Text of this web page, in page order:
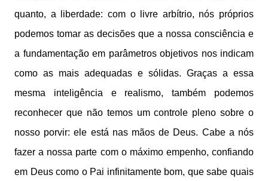
quanto, a liberdade: com o livre arbítrio, nós próprios
podemos tomar as decisões que a nossa consciência e
a fundamentação em parâmetros objetivos nos indicam
como as mais adequadas e sólidas. Graças a essa
mesma inteligência e realismo, também podemos
reconhecer que não temos um controle pleno sobre o
nosso porvir: ele está nas mãos de Deus. Cabe a nós
fazer a nossa parte com o máximo empenho, confiando
em Deus como o Pai infinitamente bom, que sabe quais